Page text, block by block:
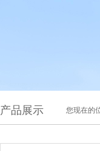
产品展示 您现在的